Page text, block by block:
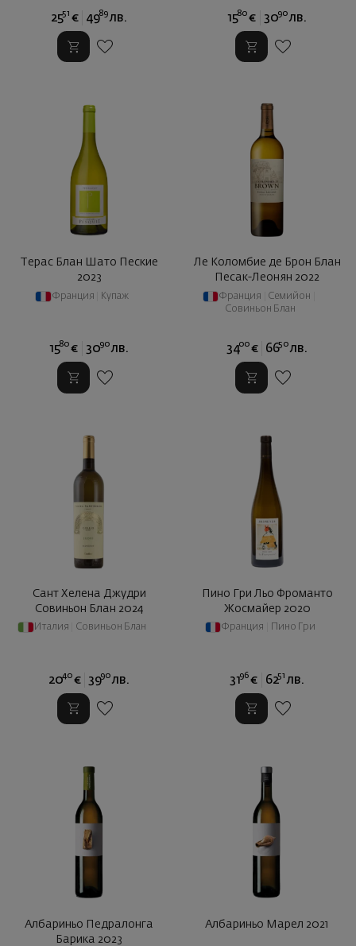
2551 € 4989 лв. 1580 € 3090 лв.
Терас Блан Шато Пеские
2023
Франция Купаж
1580 € 3090 лв.
Ле Коломбие де Брон Блан
Песак-Леонян 2022
Франция Семийон
Совиньон Блан
3400 € 6650 лв.
Сант Хелена Джудри
Совиньон Блан 2024
Италия Совиньон Блан
2040 € 3990 лв.
Пино Гри Льо Фроманто
Жосмайер 2020
Франция Пино Гри
3196 € 6251 лв.
Албариньо Педралонга
Барика 2023
Албариньо Марел 2021